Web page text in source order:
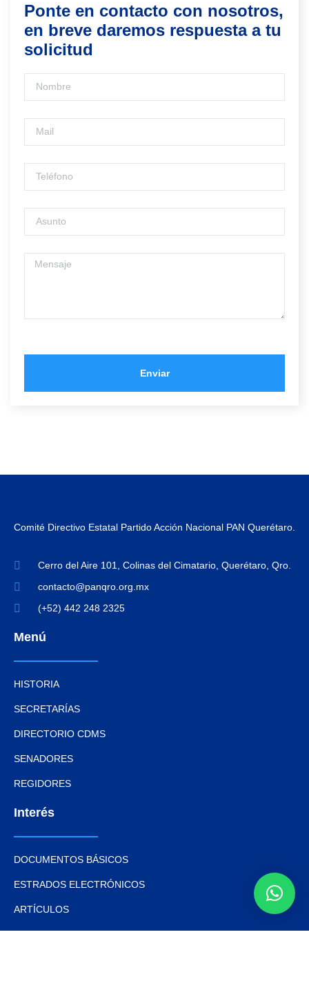
Ponte en contacto con nosotros,
en breve daremos respuesta a tu
solicitud
Enviar
Comité Directivo Estatal Partido Acción Nacional PAN Querétaro.
Cerro del Aire 101, Colinas del Cimatario, Querétaro, Qro.
contacto@panqro.org.mx
(+52) 442 248 2325
Menú
HISTORIA
SECRETARÍAS
DIRECTORIO CDMS
SENADORES
REGIDORES
Interés
DOCUMENTOS BÁSICOS
ESTRADOS ELECTRÓNICOS
ARTÍCULOS
NOTAS Y EVENTOS